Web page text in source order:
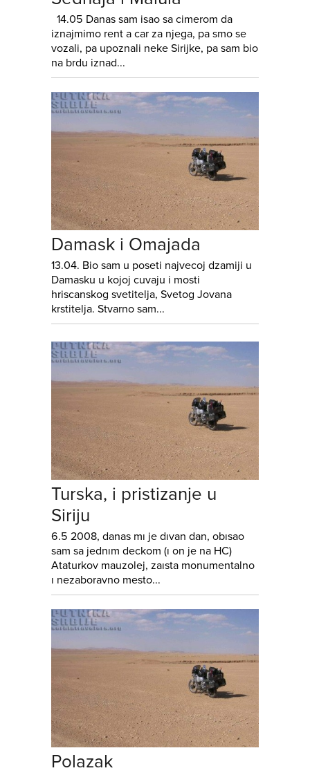
14.05 Danas sam isao sa cimerom da
iznajmimo rent a car za njega, pa smo se
vozali, pa upoznali neke Sirijke, pa sam bio
na brdu iznad...
Damask i Omajada
13.04. Bio sam u poseti najvecoj dzamiji u
Damasku u kojoj cuvaju i mosti
hriscanskog svetitelja, Svetog Jovana
krstitelja. Stvarno sam...
Turska, i pristizanje u
Siriju
6.5 2008, danas mı je dıvan dan, obısao
sam sa jednım deckom (ı on je na HC)
Ataturkov mauzolej, zaısta monumentalno
ı nezaboravno mesto...
Polazak